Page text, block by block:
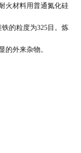
火材料用普通氮化硅
的粒度为325目。炼
的外来杂物。